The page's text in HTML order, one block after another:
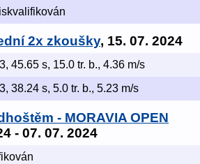
2x zkoušky, 15. 07. 2024
45.65 s, 15.0 tr. b., 4.36 m/s
38.24 s, 5.0 tr. b., 5.23 m/s
- MORAVIA OPEN
- 07. 07. 2024